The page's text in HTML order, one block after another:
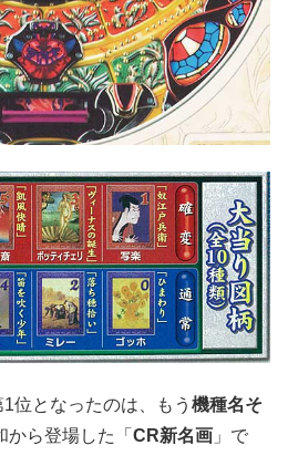
位となったのは、もう 機種名そ
から登場した「 CR新名画 」で